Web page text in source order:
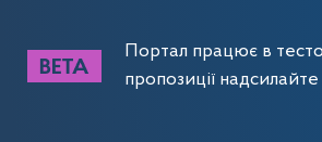
Портал працює в
пропозиції